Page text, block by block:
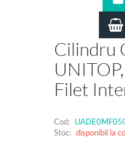
Cilindru
Filet
Cod:
Stoc: disponibil la